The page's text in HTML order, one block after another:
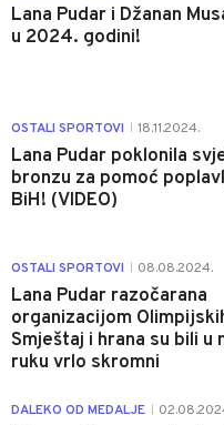
Lana Pudar i Džanan
u 2024. godini!
OSTALI SPORTOVI 18.11.2024.
Lana Pudar poklonila
bronzu za pomoć
BiH! (VIDEO)
OSTALI SPORTOVI 08.08.2024.
Lana Pudar razočarana
organizacijom
Smještaj i hrana su bili u
ruku vrlo skromni
DALEKO OD MEDALJE